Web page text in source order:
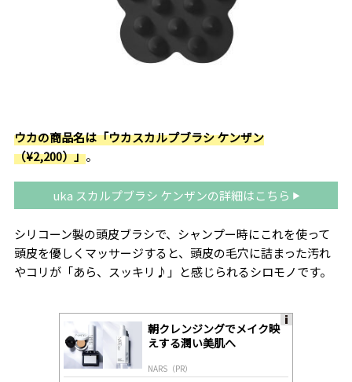
ウカの商品名は「ウカスカルプブラシ ケンザン
（¥2,200）」。
uka スカルプブラシ ケンザンの詳細はこちら
シリコーン製の頭皮ブラシで、シャンプー時にこれを使って
頭皮を優しくマッサージすると、頭皮の毛穴に詰まった汚れ
やコリが「あら、スッキリ♪」と感じられるシロモノです。
朝クレンジングでメイク映
えする潤い美肌へ
NARS（PR）